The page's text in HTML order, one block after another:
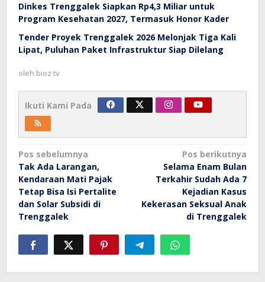
Dinkes Trenggalek Siapkan Rp4,3 Miliar untuk
Program Kesehatan 2027, Termasuk Honor Kader
Tender Proyek Trenggalek 2026 Melonjak Tiga Kali
Lipat, Puluhan Paket Infrastruktur Siap Dilelang
oleh bioz tv
Ikuti Kami Pada
Navigasi
pos
Pos sebelumnya
Tak Ada Larangan,
Kendaraan Mati Pajak
Tetap Bisa Isi Pertalite
dan Solar Subsidi di
Trenggalek
Pos berikutnya
Selama Enam Bulan
Terkahir Sudah Ada 7
Kejadian Kasus
Kekerasan Seksual Anak
di Trenggalek